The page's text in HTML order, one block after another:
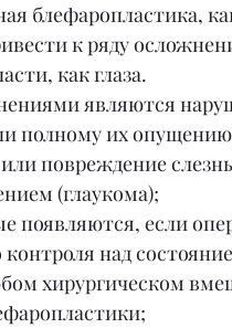
блефаропластика,
к ряду
как глаза.
являются
полному их
повреждение
(глаукома);
появляются, если
над
хирургическом